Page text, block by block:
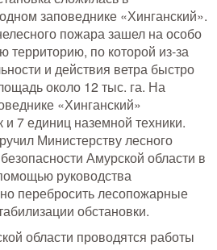
заповеднике «Хинганский».
пожара зашел на особо
по которой из-за
и действия ветра быстро
около 12 тыс. га. На
«Хинганский»
и 7 единиц наземной техники.
Министерству лесного
Амурской области в
руководства
перебросить лесопожарные
обстановки.
области проводятся работы